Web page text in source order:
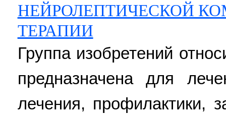
НЕЙРОЛЕПТИЧЕСКОЙ
ТЕРАПИИ
Группа изобретений
предназначена для
лечения, профилактики,